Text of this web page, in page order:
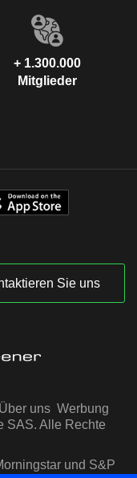
+ 1.300.000
Mitglieder
Sie uns
Über uns Werbung
SAS. Alle Rechte
und S&P